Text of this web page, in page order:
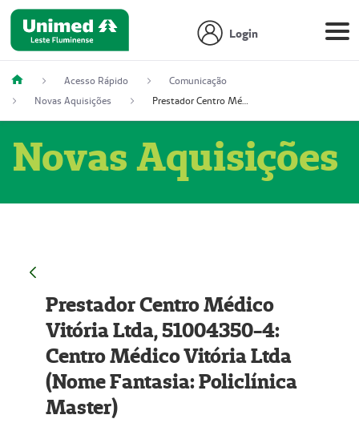
Login
Acesso Rápido
Comunicação
Novas Aquisições
Prestador Centro Médico Vitória Ltda, 51004350-4: Centro Médico Vitória Ltda (Nome Fantasia: Policlínica Master)
Novas Aquisições
Prestador Centro Médico
Vitória Ltda, 51004350-4:
Centro Médico Vitória Ltda
(Nome Fantasia: Policlínica
Master)